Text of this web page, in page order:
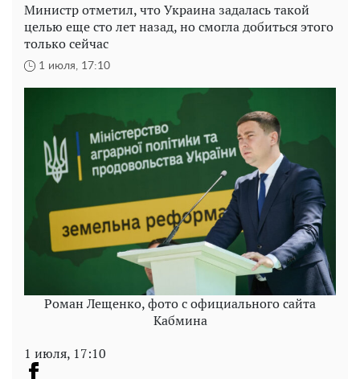
Министр отметил, что Украина задалась такой
целью еще сто лет назад, но смогла добиться этого
только сейчас
1 июля, 17:10
Роман Лещенко, фото с официального сайта
Кабмина
1 июля, 17:10